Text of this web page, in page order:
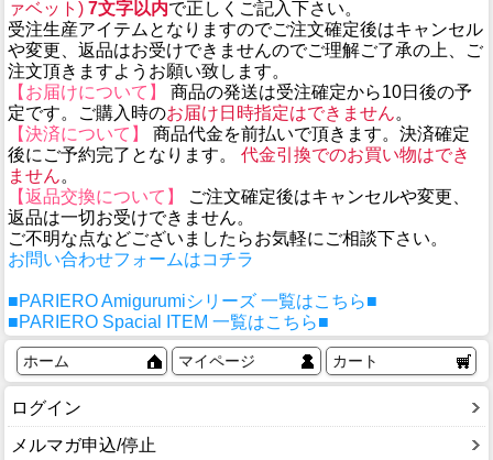
ァベット) 7文字以内で正しくご記入下さい。
受注生産アイテムとなりますのでご注文確定後はキャンセル
や変更、返品はお受けできませんのでご理解ご了承の上、ご
注文頂きますようお願い致します。
【お届けについて】
商品の発送は受注確定から10日後の予
定です。ご購入時のお届け日時指定はできません。
【決済について】
商品代金を前払いで頂きます。決済確定
後にご予約完了となります。 代金引換でのお買い物はでき
ません。
【返品交換について】
ご注文確定後はキャンセルや変更、
返品は一切お受けできません。
ご不明な点などございましたらお気軽にご相談下さい。
お問い合わせフォームはコチラ
■PARIERO Amigurumiシリーズ 一覧はこちら■
■PARIERO Spacial ITEM 一覧はこちら■
ホーム マイページ カート
ログイン
メルマガ申込/停止